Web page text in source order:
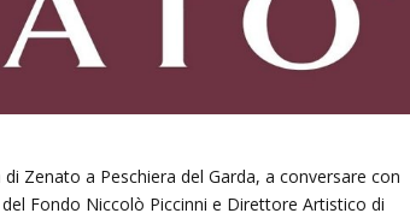
di Zenato a Peschiera del Garda, a conversare con
Fondo Niccolò Piccinni e Direttore Artistico di